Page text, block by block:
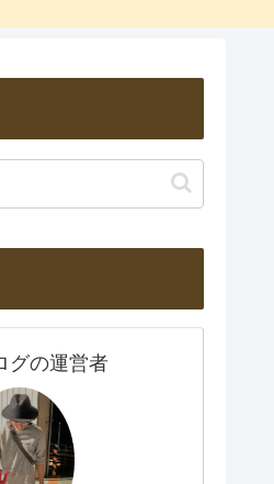
グの運営者